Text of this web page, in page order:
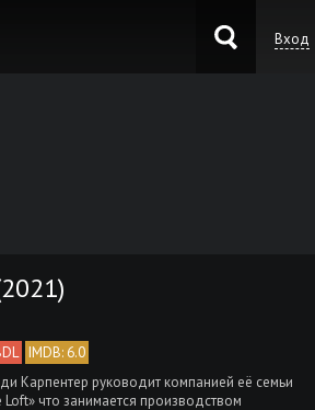
Вход
IMDB: 6.0
Карпентер руководит компанией её семьи
Loft» что занимается производством